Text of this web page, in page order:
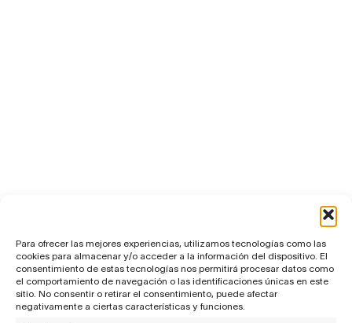
Para ofrecer las mejores experiencias, utilizamos tecnologías como las
cookies para almacenar y/o acceder a la información del dispositivo. El
consentimiento de estas tecnologías nos permitirá procesar datos como
el comportamiento de navegación o las identificaciones únicas en este
sitio. No consentir o retirar el consentimiento, puede afectar
negativamente a ciertas características y funciones.